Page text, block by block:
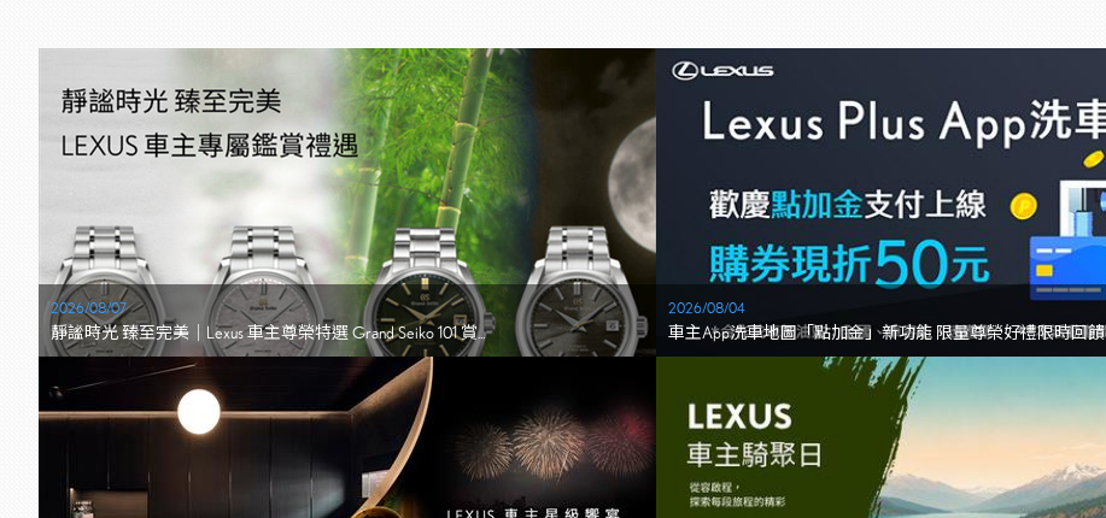
2026/08/07
靜謐時光 臻至完美｜Lexus 車主尊榮特選 Grand Seiko 101 賞...
2026/08/04
車主App洗車地圖「點加金」新功能 限量尊榮好禮限時回饋